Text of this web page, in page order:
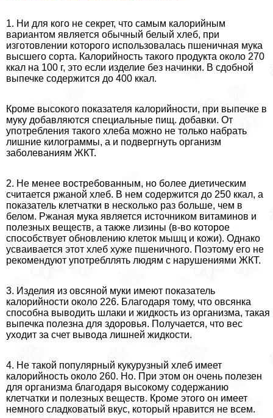
1. Ни для кого не секрет, что самым калорийным
вариантом является обычный белый хлеб, при
изготовлении которого использовалась пшеничная мука
высшего сорта. Калорийность такого продукта около 270
ккал на 100 г, это если изделие без начинки. В сдобной
выпечке содержится до 400 ккал.
Кроме высокого показателя калорийности, при выпечке в
муку добавляются специальные пищ. добавки. От
употрeбления такого хлеба можно не только набрать
лишние килограммы, а и подвергнуть организм
заболеваниям ЖКТ.
2. Не менее востребованным, но более диетическим
считается ржаной хлеб. В нем содержится до 250 ккал, а
показатель клетчатки в несколько раз больше, чем в
белом. Ржаная мука является источником витаминов и
полезных веществ, а также лизины (в-во которое
способствует обновлению клеток мышц и кожи). Однако
усваивается этот хлеб хуже пшеничного. Поэтому его не
рекомендуют употрeбллять людям с нарушениями ЖКТ.
3. Изделия из овсяной муки имеют показатель
калорийности около 226. Благодаря тому, что овсянка
способна выводить шлаки и жидкость из организма, такая
выпечка полезна для здоровья. Получается, что вес
уходит за счет вывода лишней жидкости.
4. Не такой популярный кукурузный хлеб имеет
калорийность около 260. Но. При этом он очень полезен
для организма благодаря высокому содержанию
клетчатки и полезных веществ. Кроме этого он имеет
немного сладковатый вкус, который нравится не всем.